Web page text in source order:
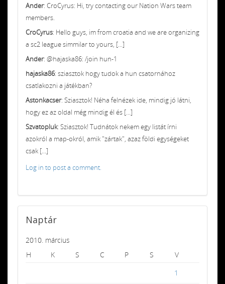
Ander: CroCyrus: Hi, try contacting our Nation Wars team
members.
CroCyrus: Hello guys, im from croatia and we are organizing
a sc2 league simmilar to yours, [...]
Ander: @hajaska86: /join hun-1
hajaska86: sziasztok hogy tudok a hun csatornához
csatlakozni a játékban?
Astonkacser: Sziasztok! Néha felnézek ide, mindig jó látni,
hogy ez az oldal még mindig él és [...]
Szvatopluk: Sziasztok! Tudnátok nekem egy listát írni
azokról a map-okról, amik "zártak", azaz földi egységeket
csak [...]
Log in to post a comment.
Naptár
2010. március
H
K S C P S
V
1